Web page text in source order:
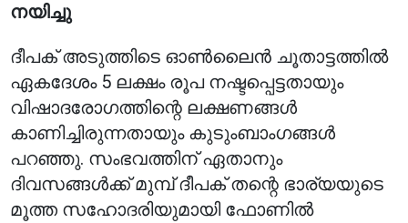
നയിച്ചു
ദീപക് അടുത്തിടെ ഓൺലൈൻ ചൂതാട്ടത്തിൽ
ഏകദേശം 5 ലക്ഷം രൂപ നഷ്ടപ്പെട്ടതായും
വിഷാദരോഗത്തിന്റെ ലക്ഷണങ്ങൾ
കാണിച്ചിരുന്നതായും കുടുംബാംഗങ്ങൾ
പറഞ്ഞു. സംഭവത്തിന് ഏതാനും
ദിവസങ്ങൾക്ക് മുമ്പ് ദീപക് തന്റെ ഭാര്യയുടെ
മൂത്ത സഹോദരിയുമായി ഫോണിൽ